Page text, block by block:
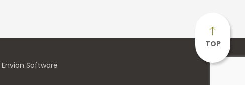
TOP
Envion Software